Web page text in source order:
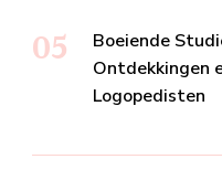
Boeiende
Ontdekkingen
Logopedisten